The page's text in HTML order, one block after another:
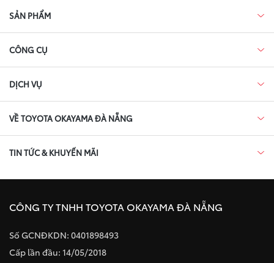
SẢN PHẨM
CÔNG CỤ
DỊCH VỤ
VỀ TOYOTA OKAYAMA ĐÀ NẴNG
TIN TỨC & KHUYẾN MÃI
CÔNG TY TNHH TOYOTA OKAYAMA ĐÀ NẴNG
Số GCNĐKDN: 0401898493
Cấp lần đầu: 14/05/2018